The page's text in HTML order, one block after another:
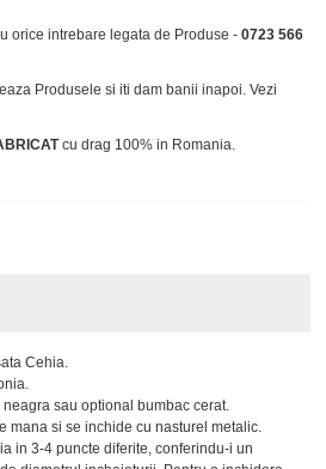
orice intrebare legata de Produse -0723 566
Produsele si iti dam banii inapoi.Vezi
cu drag 100% in Romania.
Cehia.
sau optional bumbac cerat.
mana si se inchide cu nasturel metalic.
in 3-4 puncte diferite, conferindu-i un